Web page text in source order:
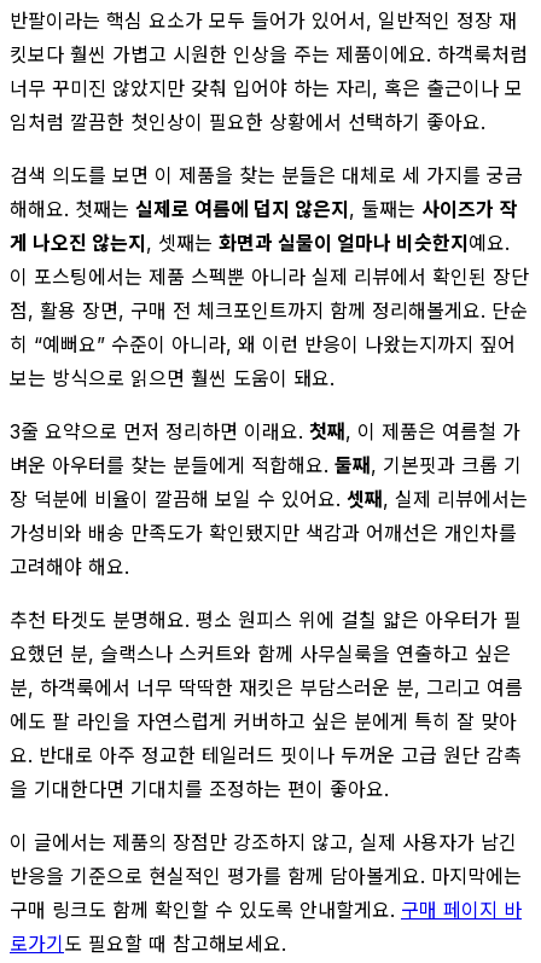
반팔이라는 핵심 요소가 모두 들어가 있어서, 일반적인 정장 재
킷보다 훨씬 가볍고 시원한 인상을 주는 제품이에요. 하객룩처럼
너무 꾸미진 않았지만 갖춰 입어야 하는 자리, 혹은 출근이나 모
임처럼 깔끔한 첫인상이 필요한 상황에서 선택하기 좋아요.
검색 의도를 보면 이 제품을 찾는 분들은 대체로 세 가지를 궁금
해해요. 첫째는 실제로 여름에 덥지 않은지, 둘째는 사이즈가 작
게 나오진 않는지, 셋째는 화면과 실물이 얼마나 비슷한지예요.
이 포스팅에서는 제품 스펙뿐 아니라 실제 리뷰에서 확인된 장단
점, 활용 장면, 구매 전 체크포인트까지 함께 정리해볼게요. 단순
히 “예뻐요” 수준이 아니라, 왜 이런 반응이 나왔는지까지 짚어
보는 방식으로 읽으면 훨씬 도움이 돼요.
3줄 요약으로 먼저 정리하면 이래요. 첫째, 이 제품은 여름철 가
벼운 아우터를 찾는 분들에게 적합해요. 둘째, 기본핏과 크롭 기
장 덕분에 비율이 깔끔해 보일 수 있어요. 셋째, 실제 리뷰에서는
가성비와 배송 만족도가 확인됐지만 색감과 어깨선은 개인차를
고려해야 해요.
추천 타겟도 분명해요. 평소 원피스 위에 걸칠 얇은 아우터가 필
요했던 분, 슬랙스나 스커트와 함께 사무실룩을 연출하고 싶은
분, 하객룩에서 너무 딱딱한 재킷은 부담스러운 분, 그리고 여름
에도 팔 라인을 자연스럽게 커버하고 싶은 분에게 특히 잘 맞아
요. 반대로 아주 정교한 테일러드 핏이나 두꺼운 고급 원단 감촉
을 기대한다면 기대치를 조정하는 편이 좋아요.
이 글에서는 제품의 장점만 강조하지 않고, 실제 사용자가 남긴
반응을 기준으로 현실적인 평가를 함께 담아볼게요. 마지막에는
구매 링크도 함께 확인할 수 있도록 안내할게요. 구매 페이지 바
로가기도 필요할 때 참고해보세요.